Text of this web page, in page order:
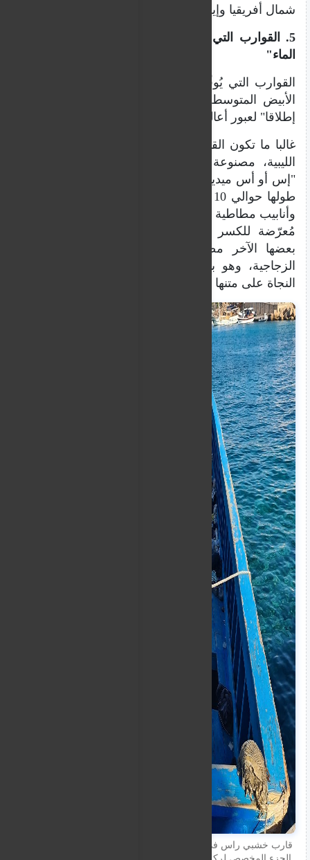
شمال أفريقيا وإيطاليا.
5. القوارب التي يوفرها المهربون "توابيت في
الماء"
القوارب التي يُوفّرها المُهرّبون قبل عبور البحر
الأبيض المتوسط ​​"رديئة الجودة" و"غير مُناسبة
إطلاقا" لعبور أعالي البحار.
غالبا ما تكون القوارب التي تغادر من الشواطئ
الليبية، مصنوعة من البلاستيك. توضح منظمة
"إس أو أس ميديتيرانيه" "إنها خطيرة للغاية، يبلغ
وأنابيب مطاطية مُجمّعة باستخدام المسامير. إنها
مُعرّضة للكسر أو الانكماش في أي لحظة".
بعضها الآخر مصنوع من الخشب أو الألياف
الزجاجية، وهو بنفس الخطورة، وتعتبر "فرص
النجاة على متنها ضئيلة".
قارب خشبي راس في ميناء "نويفو بورتو" في لامبيدوزا، في
الجزء المخصص لركن قوارب المهاجرين. القارب وصل قبل